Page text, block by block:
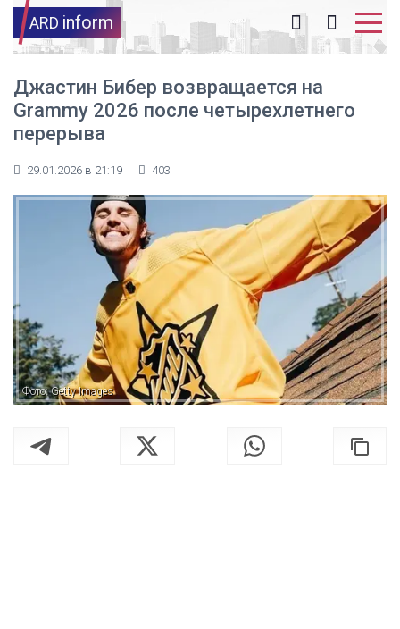
ARD inform
Джастин Бибер возвращается на
Grammy 2026 после четырехлетнего
перерыва
29.01.2026 в 21:19 403
Фото: Getty Images